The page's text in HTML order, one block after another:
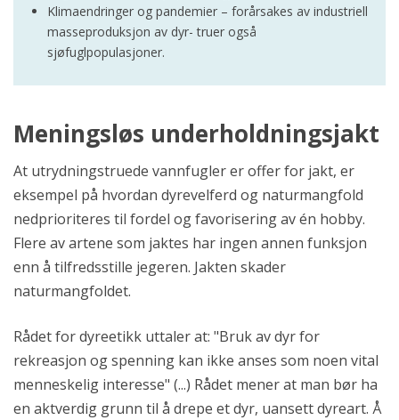
Klimaendringer og pandemier – forårsakes av industriell
masseproduksjon av dyr- truer også
sjøfuglpopulasjoner.
Meningsløs underholdningsjakt
At utrydningstruede vannfugler er offer for jakt, er
eksempel på hvordan dyrevelferd og naturmangfold
nedprioriteres til fordel og favorisering av én hobby.
Flere av artene som jaktes har ingen annen funksjon
enn å tilfredsstille jegeren. Jakten skader
naturmangfoldet.
Rådet for dyreetikk uttaler at: "Bruk av dyr for
rekreasjon og spenning kan ikke anses som noen vital
menneskelig interesse" (...) Rådet mener at man bør ha
en aktverdig grunn til å drepe et dyr, uansett dyreart. Å